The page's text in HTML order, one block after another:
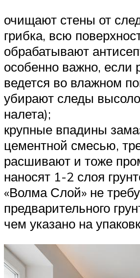
очищают стены от
грибка, всю
обрабатывают
особенно важно, если
ведется во влажном
убирают следы
налета);
крупные впадины
цементной смесью,
расшивают и тоже
наносят 1-2 слоя
«Волма Слой» не
предварительного
чем указано на